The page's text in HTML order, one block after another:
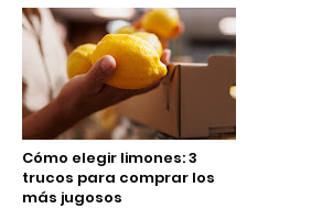
Cómo elegir limones: 3
trucos para comprar los
más jugosos